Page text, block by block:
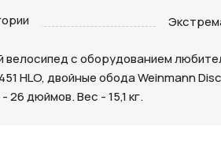
с оборудованием
HLO, двойные обода Weinmann
26 дюймов. Вес - 15,1 кг.